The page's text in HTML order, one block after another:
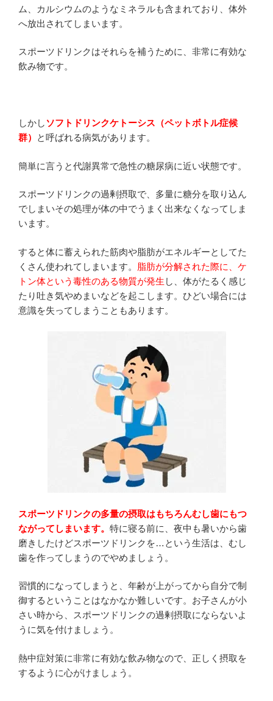
ム、カルシウムのようなミネラルも含まれており、体外
へ放出されてしまいます。
スポーツドリンクはそれらを補うために、非常に有効な
飲み物です。
しかしソフトドリンクケトーシス（ペットボトル症候
群）
と呼ばれる病気があります。
簡単に言うと代謝異常で急性の糖尿病に近い状態です。
スポーツドリンクの過剰摂取で、多量に糖分を取り込ん
でしまいその処理が体の中でうまく出来なくなってしま
います。
すると体に蓄えられた筋肉や脂肪がエネルギーとしてた
くさん使われてしまいます。 脂肪が分解された際に、ケ
トン体という毒性のある物質が発生 し、体がたるく感じ
たり吐き気やめまいなどを起こします。ひどい場合には
意識を失ってしまうこともあります。
スポーツドリンクの多量の摂取はもちろんむし歯にもつ
ながってしまいます。 特に寝る前に、夜中も暑いから歯
磨きしたけどスポーツドリンクを…という生活は、むし
歯を作ってしまうのでやめましょう。
習慣的になってしまうと、年齢が上がってから自分で制
御するということはなかなか難しいです。お子さんが小
さい時から、スポーツドリンクの過剰摂取にならないよ
うに気を付けましょう。
熱中症対策に非常に有効な飲み物なので、正しく摂取を
するように心がけましょう。